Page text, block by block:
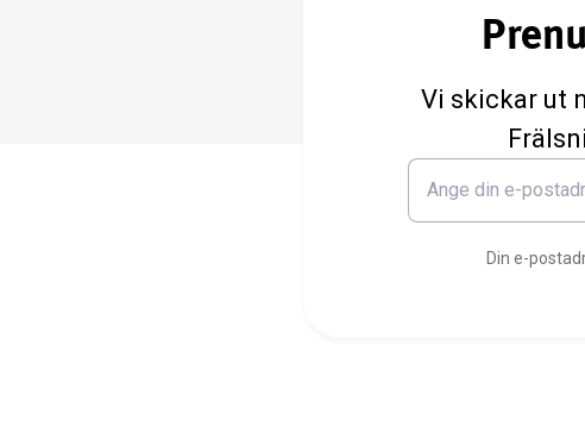
Vi skickar ut
Din e-